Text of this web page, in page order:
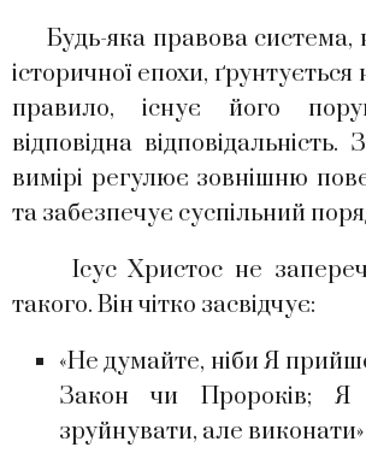
Будь-яка правова система,
історичної епохи, ґрунтується
правило, існує його
відповідна
вимірі регулює зовнішню
та забезпечує суспільний
Ісус Христос не
такого. Він чітко засвідчує:
«Не думайте, ніби Я
Закон чи Пророків;
зруйнувати, але виконати»